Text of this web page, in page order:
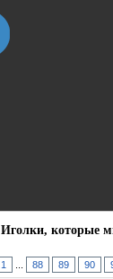
Иголки, которые
1 88 89 90